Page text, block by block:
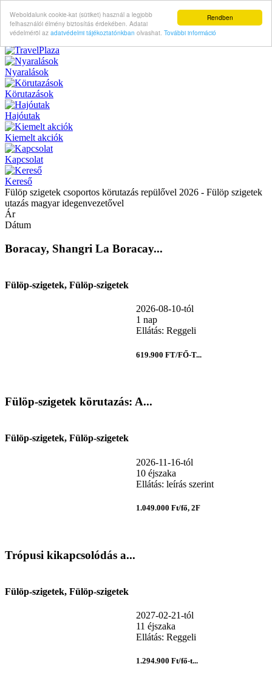
Rendben
Weboldalunk cookie-kat (sütiket) használ a legjobb
felhasználói élmény biztosítás érdekében. Adatai
védelméröl az adatvédelmi tájékoztatónkban olvashat. További információ
Nyaralások
Körutazások
Hajóutak
Kiemelt akciók
Kapcsolat
Kereső
Fülöp szigetek csoportos körutazás repülővel 2026 - Fülöp szigetek
utazás magyar idegenvezetővel
Ár
Dátum
Boracay, Shangri La Boracay...
Fülöp-szigetek, Fülöp-szigetek
2026-08-10-tól
1 nap
Ellátás: Reggeli
619.900 FT/FŐ-T...
Fülöp-szigetek körutazás: A...
Fülöp-szigetek, Fülöp-szigetek
2026-11-16-tól
10 éjszaka
Ellátás: leírás szerint
1.049.000 Ft/fő, 2F
Trópusi kikapcsolódás a...
Fülöp-szigetek, Fülöp-szigetek
2027-02-21-tól
11 éjszaka
Ellátás: Reggeli
1.294.900 Ft/fő-t...